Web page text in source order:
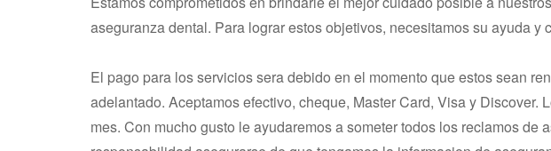
aseguranza dental. Para lograr estos objetivos, necesitamos su ayuda
El pago para los servicios sera debido en el momento que estos sean
adelantado. Aceptamos efectivo, cheque, Master Card, Visa y
mes. Con mucho gusto le ayudaremos a someter todos los reclamos